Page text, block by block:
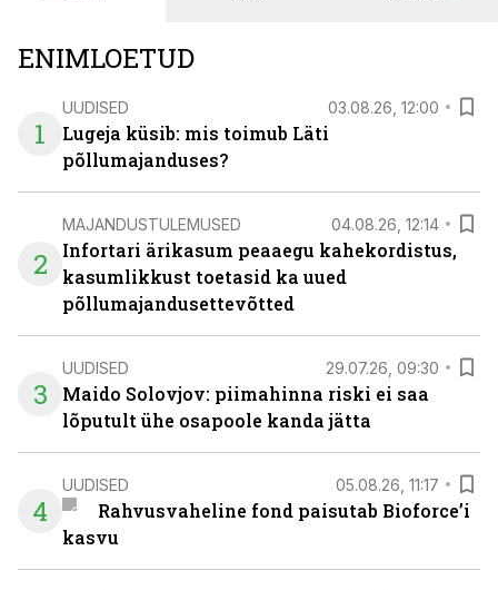
ENIMLOETUD
1
UUDISED 03.08.26, 12:00
Lugeja küsib: mis toimub Läti
põllumajanduses?
2
MAJANDUSTULEMUSED 04.08.26, 12:14
Infortari ärikasum peaaegu kahekordistus,
kasumlikkust toetasid ka uued
põllumajandusettevõtted
3
UUDISED 29.07.26, 09:30
Maido Solovjov: piimahinna riski ei saa
lõputult ühe osapoole kanda jätta
4
UUDISED 05.08.26, 11:17
Rahvusvaheline fond paisutab Bioforce’i
kasvu